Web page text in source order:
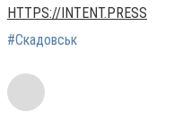
HTTPS://INTENT.PRESS
#Скадовськ